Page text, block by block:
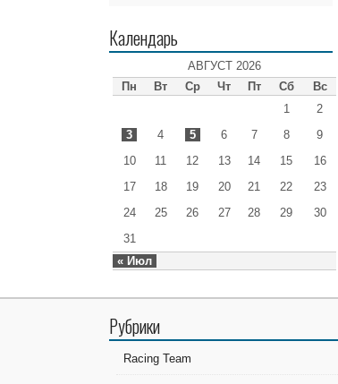
Календарь
АВГУСТ 2026
Пн
Вт Ср Чт Пт Сб Вс
« Июл
1
2
3
4 5 6 7 8
9
10
11 12 13 14 15
16
17
18 19 20 21 22
23
24
25 26 27 28 29
30
31
Рубрики
Racing Team